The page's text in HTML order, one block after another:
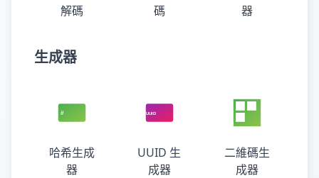
解碼
碼
器
生成器
哈希生成
器
UUID 生
成器
二維碼生
成器